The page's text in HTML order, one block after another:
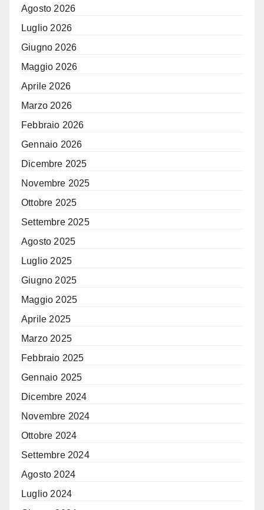
Agosto 2026
Luglio 2026
Giugno 2026
Maggio 2026
Aprile 2026
Marzo 2026
Febbraio 2026
Gennaio 2026
Dicembre 2025
Novembre 2025
Ottobre 2025
Settembre 2025
Agosto 2025
Luglio 2025
Giugno 2025
Maggio 2025
Aprile 2025
Marzo 2025
Febbraio 2025
Gennaio 2025
Dicembre 2024
Novembre 2024
Ottobre 2024
Settembre 2024
Agosto 2024
Luglio 2024